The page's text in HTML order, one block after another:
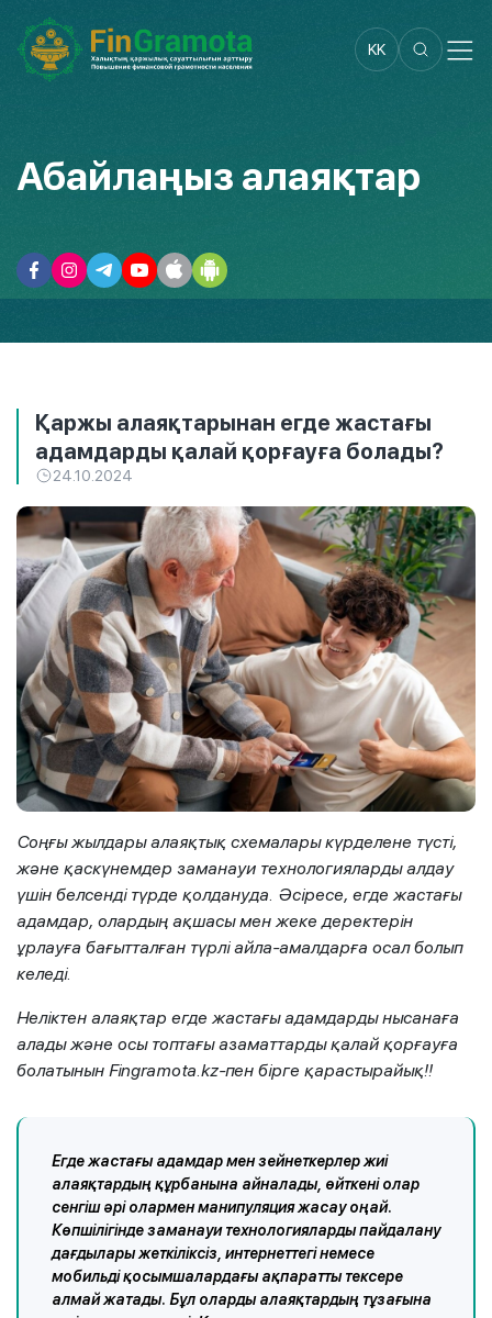
KK
Абайлаңыз алаяқтар
Қаржы алаяқтарынан егде жастағы
адамдарды қалай қорғауға болады?
24.10.2024
Соңғы жылдары алаяқтық схемалары күрделене түсті,
және қаскүнемдер заманауи технологияларды алдау
үшін белсенді түрде қолдануда. Әсіресе, егде жастағы
адамдар, олардың ақшасы мен жеке деректерін
ұрлауға бағытталған түрлі айла-амалдарға осал болып
келеді.
Неліктен алаяқтар егде жастағы адамдарды нысанаға
алады және осы топтағы азаматтарды қалай қорғауға
болатынын Fingramota.kz-пен бірге қарастырайық!!
Егде жастағы адамдар мен зейнеткерлер жиі
алаяқтардың құрбанына айналады, өйткені олар
сенгіш әрі олармен манипуляция жасау оңай.
Көпшілігінде заманауи технологияларды пайдалану
дағдылары жеткіліксіз, интернеттегі немесе
мобильді қосымшалардағы ақпаратты тексере
алмай жатады. Бұл оларды алаяқтардың тұзағына